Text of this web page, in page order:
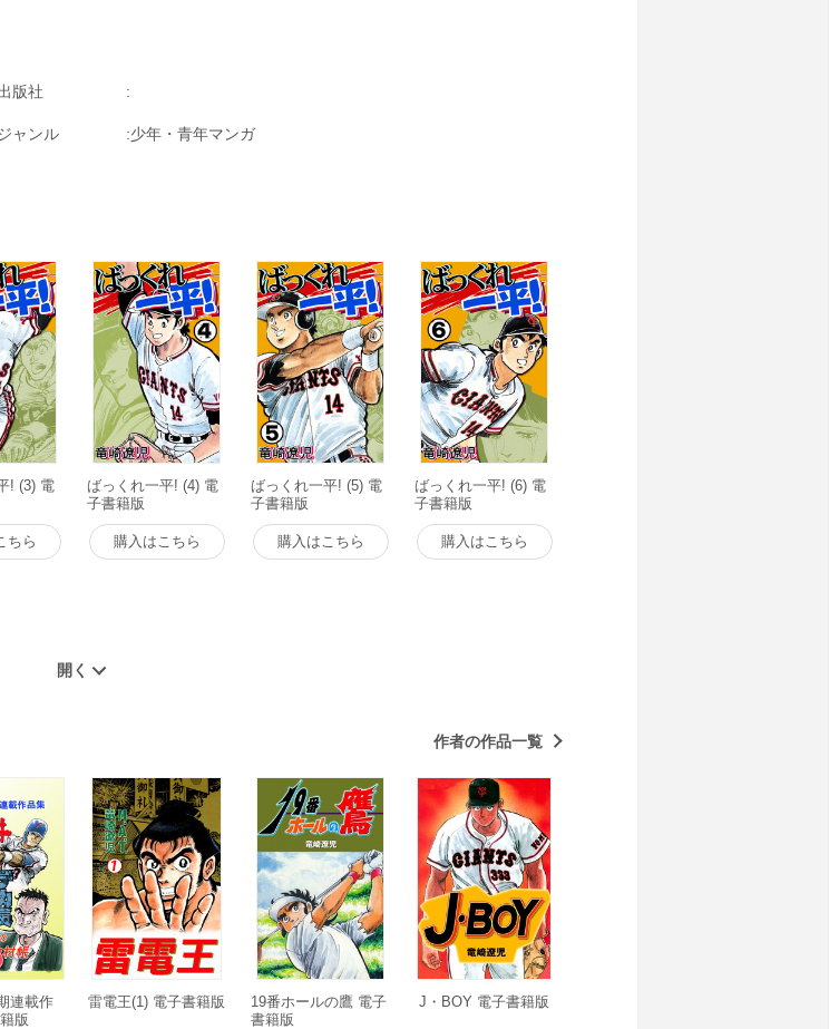
版社
ャンル 少年・青年マンガ
! (3) 電
ちら
ばっくれ一平! (4) 電
子書籍版
購入はこちら
ばっくれ一平! (5) 電
子書籍版
購入はこちら
ばっくれ一平! (6) 電
子書籍版
購入はこちら
作者の作品一覧
連載作
版
雷電王(1) 電子書籍版
19番ホールの鷹 電子
書籍版
J・BOY 電子書籍版